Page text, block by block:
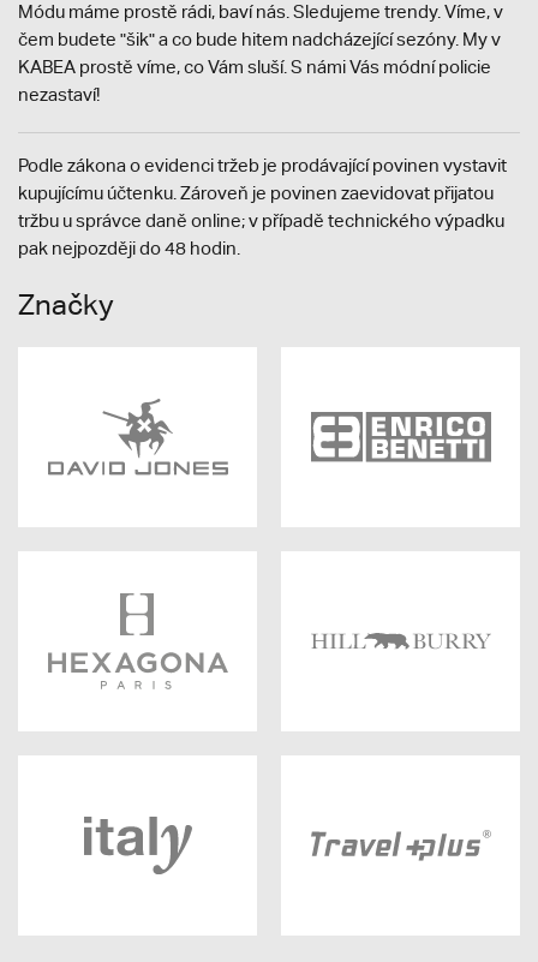
Módu máme prostě rádi, baví nás. Sledujeme trendy. Víme, v
čem budete "šik" a co bude hitem nadcházející sezóny. My v
KABEA prostě víme, co Vám sluší. S námi Vás módní policie
nezastaví!
Podle zákona o evidenci tržeb je prodávající povinen vystavit
kupujícímu účtenku. Zároveň je povinen zaevidovat přijatou
tržbu u správce daně online; v případě technického výpadku
pak nejpozději do 48 hodin.
Značky